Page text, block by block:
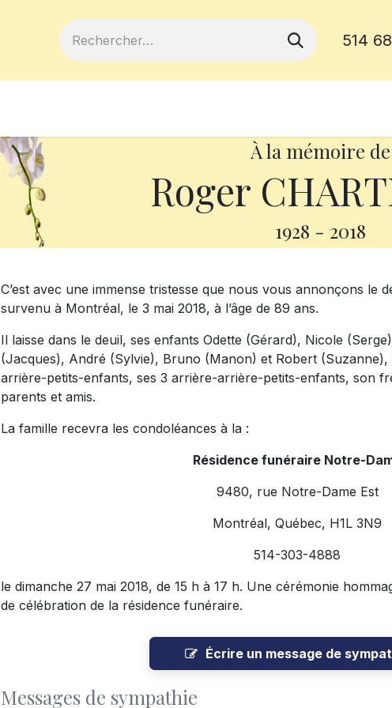
514
À la mémoire de
Roger
1928 - 2018
C’est avec une immense tristesse que nous vous annonçons le
survenu à Montréal, le 3 mai 2018, à l’âge de 89 ans.
Il laisse dans le deuil, ses enfants Odette (Gérard), Nicole
(Jacques), André (Sylvie), Bruno (Manon) et Robert (Suzanne),
arrière-petits-enfants, ses 3 arrière-arrière-petits-enfants, son
parents et amis.
La famille recevra les condoléances à la :
Résidence funéraire Notre-
9480, rue Notre-Dame Est
Montréal, Québec, H1L 3N9
514-303-4888
le dimanche 27 mai 2018, de 15 h à 17 h. Une cérémonie
de célébration de la résidence funéraire.
Écrire un message de
Messages de sympathie